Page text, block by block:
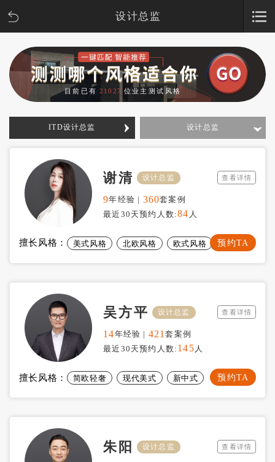
设计总监
目前已有 21027 位业主测试风格
ITD设计总监 设计总监
谢清 设计总监
9年经验 | 360套案例
最近30天预约人数:84 人
擅长风格： 美式风格 北欧风格 欧式风格
查看详情
预约TA
吴方平 设计总监
14年经验 | 421套案例
最近30天预约人数: 145 人
擅长风格： 简欧轻奢 现代美式 新中式
查看详情
预约TA
朱阳 设计总监 查看详情